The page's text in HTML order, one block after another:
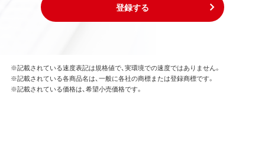
登録する
※記載されている速度表記は規格値で、実環境での速度ではありません。
※記載されている各商品名は、一般に各社の商標または登録商標です。
※記載されている価格は、希望小売価格です。